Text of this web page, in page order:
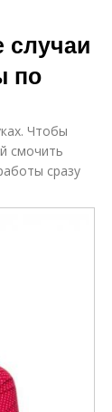
случаи
по
Чтобы
смочить
сразу